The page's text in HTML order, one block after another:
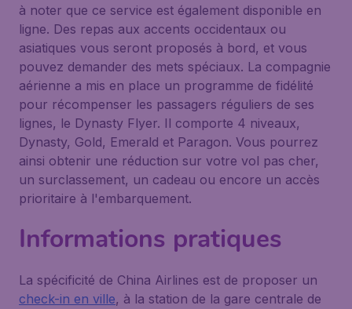
à noter que ce service est également disponible en
ligne. Des repas aux accents occidentaux ou
asiatiques vous seront proposés à bord, et vous
pouvez demander des mets spéciaux. La compagnie
aérienne a mis en place un programme de fidélité
pour récompenser les passagers réguliers de ses
lignes, le Dynasty Flyer. Il comporte 4 niveaux,
Dynasty, Gold, Emerald et Paragon. Vous pourrez
ainsi obtenir une réduction sur votre vol pas cher,
un surclassement, un cadeau ou encore un accès
prioritaire à l'embarquement.
Informations pratiques
La spécificité de China Airlines est de proposer un
check-in en ville, à la station de la gare centrale de